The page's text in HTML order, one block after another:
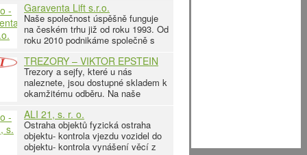
Garaventa Lift s.r.o.
Naše společnost úspěšně funguje
na českém trhu již od roku 1993. Od
roku 2010 podnikáme společně s
Garaventa Lift. Hlavními třemi
okruhy činnosti společnosti je
výroba, montáž a následný servis
zdvihacích zařízení pro osoby s
TREZORY – VIKTOR EPSTEIN
Trezory a sejfy, které u nás
naleznete, jsou dostupné skladem k
okamžitému odběru. Na naše
pozáruční servis. Dopravu trezorů a
sejfů u nás zakoupených od
hodnoty 3.000,- Kč Vám můžeme
zajistit sběrnou službou ZDARMA!!!
ALI 21, s. r. o.
Ostraha objektů fyzická ostraha
objektu- kontrola vjezdu vozidel do
objektu- kontrola vynášení věcí z